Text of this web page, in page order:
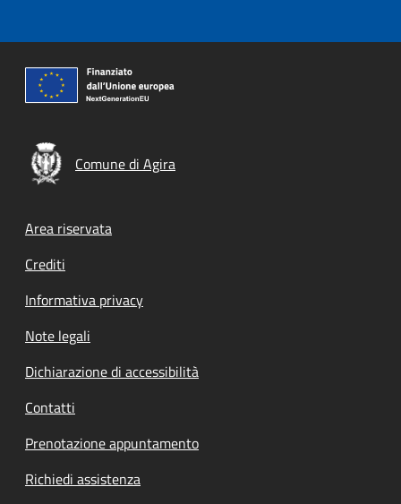
Comune di Agira
Footer menu
Area riservata
Crediti
Informativa privacy
Note legali
Dichiarazione di accessibilità
Contatti
Prenotazione appuntamento
Richiedi assistenza